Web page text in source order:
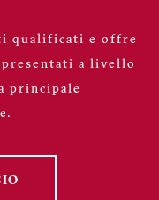
qualificati e offre
a livello
principale